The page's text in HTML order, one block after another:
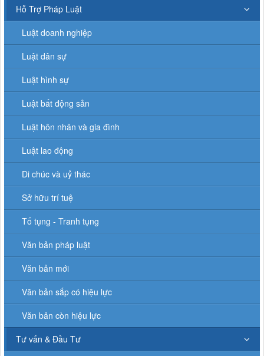
Hỗ Trợ Pháp Luật
Luật doanh nghiệp
Luật dân sự
Luật hình sự
Luật bất động sản
Luật hôn nhân và gia đình
Luật lao động
Di chúc và uỷ thác
Sở hữu trí tuệ
Tố tụng - Tranh tụng
Văn bản pháp luật
Văn bản mới
Văn bản sắp có hiệu lực
Văn bản còn hiệu lực
Tư vấn & Đầu Tư